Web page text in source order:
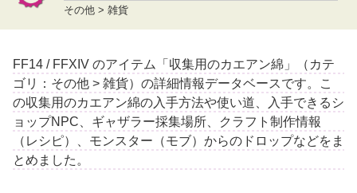
その他 > 雑貨
FF14 / FFXIV のアイテム「収集用のカエアン綿」（カテ
ゴリ：その他 > 雑貨）の詳細情報データベースです。こ
の収集用のカエアン綿の入手方法や使い道、入手できるシ
ョップNPC、ギャザラー採集場所、クラフト制作情報
（レシピ）、モンスター（モブ）からのドロップなどをま
とめました。